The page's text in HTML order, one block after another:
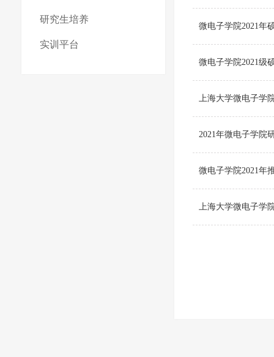
研究生培养
实训平台
微电子学院2021年
微电子学院2021级
上海大学微电子学
2021年微电子学院
微电子学院2021年
上海大学微电子学